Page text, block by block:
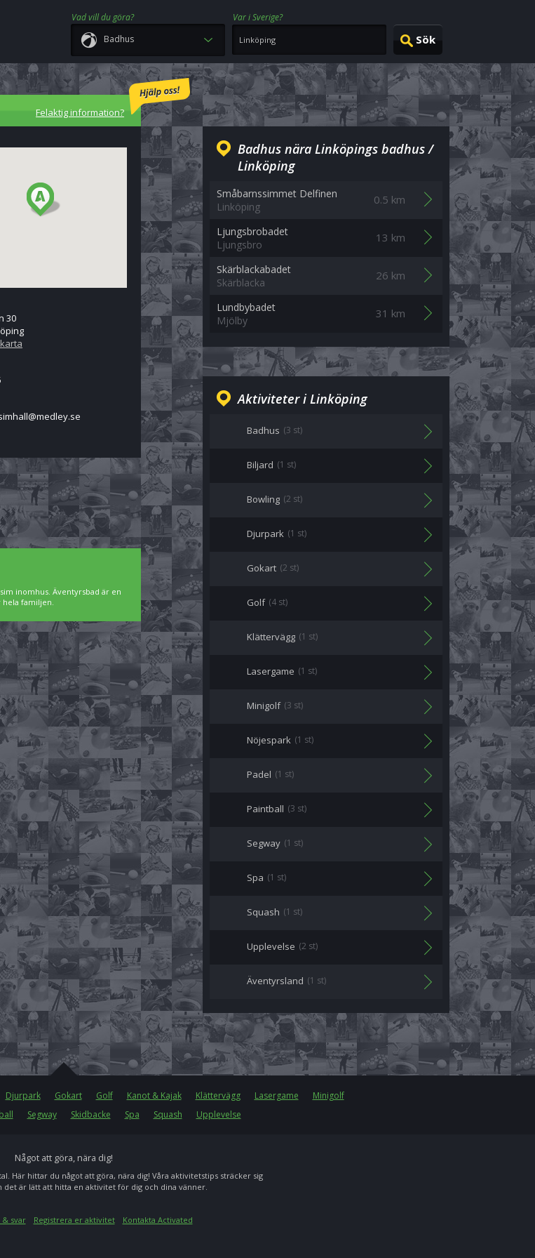
Vad vill du göra?
Var i Sverige?
Badhus
Felaktig information?
30
Badhus nära Linköpings badhus /
Linköping
Småbarnssimmet Delfinen
Linköping
0.5 km
Ljungsbrobadet
Ljungsbro
13 km
Skärblackabadet
Skärblacka
26 km
Lundbybadet
Mjölby
31 km
Aktiviteter i Linköping
Badhus (3 st)
Biljard (1 st)
Bowling (2 st)
Djurpark (1 st)
Gokart (2 st)
Golf (4 st)
Klättervägg (1 st)
Lasergame (1 st)
Minigolf (3 st)
Nöjespark (1 st)
Padel (1 st)
Paintball (3 st)
Segway (1 st)
Spa (1 st)
Squash (1 st)
Upplevelse (2 st)
Äventyrsland (1 st)
inomhus. Äventyrsbad är en
hela familjen.
Djurpark Gokart Golf Kanot & Kajak Klättervägg Lasergame
Minigolf
Segway Skidbacke Spa Squash Upplevelse
Något att göra, nära dig!
Här hittar du något att göra, nära dig! Våra aktivitetstips sträcker sig
det är lätt att hitta en aktivitet för dig och dina vänner.
& svar Registrera er aktivitet Kontakta Activated